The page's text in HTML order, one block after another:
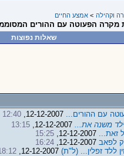
וקהילה > אמצע החיים
מקרה הפעוטה עם ההורים
שאלות נפוצות
עם ההורים...
12:40
משנה את...12-12-2007,
13:15
זאת...
15:25
לפאב12-12-2007,
16:24
ללד זפלין... (ל"ת)12-12-2007,